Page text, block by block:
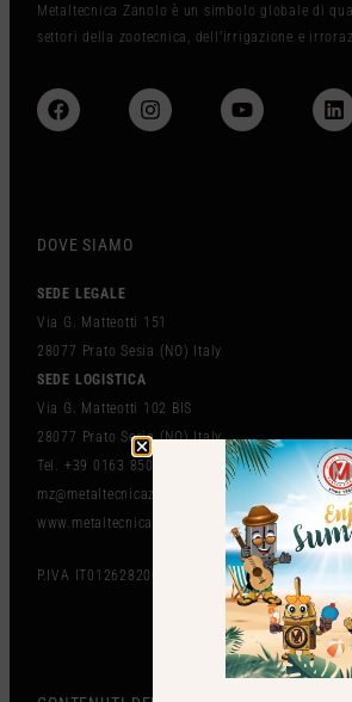
Metaltecnica Zanolo è un simbolo globale di
settori della zootecnica, dell’irrigazione e
DOVE SIAMO
SEDE LEGALE
Via G. Matteotti 151
28077 Prato Sesia (NO) Italy
SEDE LOGISTICA
Via G. Matteotti 102 BIS
28077 Prato Sesia (NO) Italy
Tel. +39 0163 850497
mz@metaltecnicazanolo.com
www.metaltecnicazanolo.com
P.IVA IT01262820036